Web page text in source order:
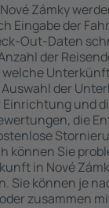
Zámky
Eingabe der
Out-Daten
der
der
und
die
können Sie
in Nové
Sie können je
zusammen